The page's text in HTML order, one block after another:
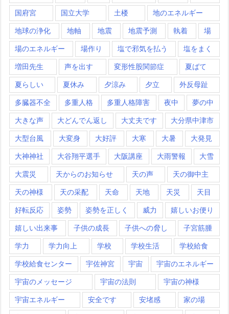
国府宮 国立大学 土楼 地のエネルギー
地球の浄化 地軸 地震 地震予測 執着 場
場のエネルギー 場作り 塩で邪気を払う 塩をまく
増田先生 声を出す 変形性股関節症 夏ばて
夏らしい 夏休み 夕涼み 夕立 外反母趾
多臓器不全 多重人格 多重人格障害 夜中 夢の中
大きな声 大どんでん返し 大丈夫です 大分県中津市
大型台風 大変身 大好評 大寒 大暑 大発見
大神神社 大谷翔平選手 大阪講座 大雨警報 大雪
大震災 天からのお知らせ 天の声 天の御中主
天の神様 天の采配 天命 天地 天災 天目
好転反応 姿勢 姿勢を正しく 威力 嬉しいお便り
嬉しい出来事 子供の成長 子供への脅し 子宮筋腫
学力 学力向上 学校 学校生活 学校給食
学校給食センター 宇佐神宮 宇宙 宇宙のエネルギー
宇宙のメッセージ 宇宙の法則 宇宙の神様
宇宙エネルギー 安全です 安堵感 家の場